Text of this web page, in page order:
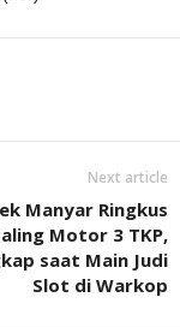
Next article
Manyar Ringkus
Motor 3 TKP,
saat Main Judi
Slot di Warkop